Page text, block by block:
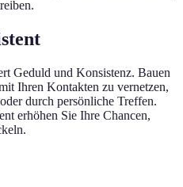
Geduld und Konsistenz. Bauen
Ihren Kontakten zu vernetzen,
durch persönliche Treffen.
erhöhen Sie Ihre Chancen,